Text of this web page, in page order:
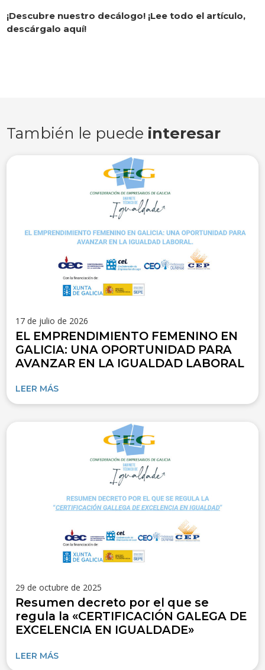
¡Descubre nuestro decálogo! ¡Lee todo el artículo,
descárgalo aquí!
También le puede interesar
17 de julio de 2026
EL EMPRENDIMIENTO FEMENINO EN
GALICIA: UNA OPORTUNIDAD PARA
AVANZAR EN LA IGUALDAD LABORAL
LEER MÁS
29 de octubre de 2025
Resumen decreto por el que se
regula la «CERTIFICACIÓN GALEGA DE
EXCELENCIA EN IGUALDADE»
LEER MÁS